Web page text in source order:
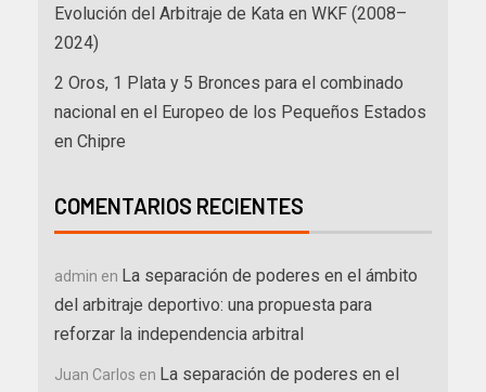
Evolución del Arbitraje de Kata en WKF (2008–
2024)
2 Oros, 1 Plata y 5 Bronces para el combinado
nacional en el Europeo de los Pequeños Estados
en Chipre
COMENTARIOS RECIENTES
admin en La separación de poderes en el ámbito
del arbitraje deportivo: una propuesta para
reforzar la independencia arbitral
Juan Carlos en La separación de poderes en el